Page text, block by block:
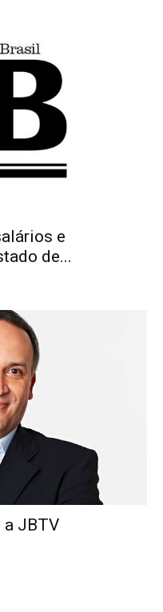
e
de...
a JBTV